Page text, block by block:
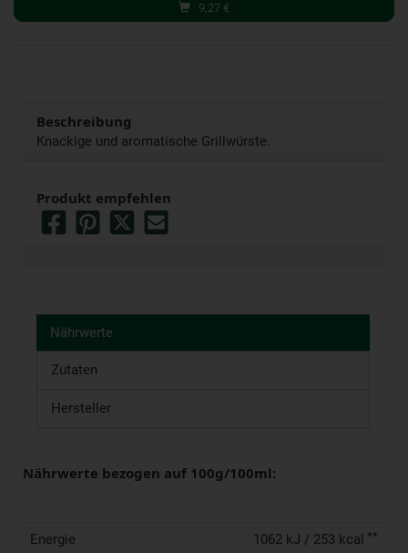
9,27 €
Beschreibung
Knackige und aromatische Grillwürste.
Produkt empfehlen
Nährwerte
Zutaten
Hersteller
Nährwerte bezogen auf 100g/100ml:
Energie 1062 kJ / 253 kcal **